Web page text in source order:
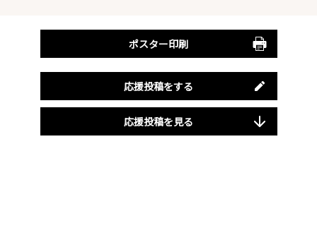
ポスター印刷
応援投稿をする
応援投稿を見る